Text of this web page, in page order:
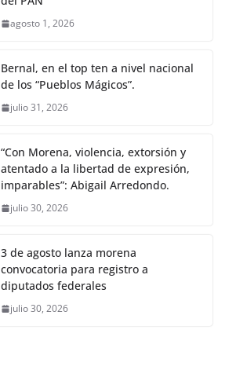
agosto 1, 2026
Bernal, en el top ten a nivel nacional
de los “Pueblos Mágicos”.
julio 31, 2026
“Con Morena, violencia, extorsión y
atentado a la libertad de expresión,
imparables”: Abigail Arredondo.
julio 30, 2026
3 de agosto lanza morena
convocatoria para registro a
diputados federales
julio 30, 2026